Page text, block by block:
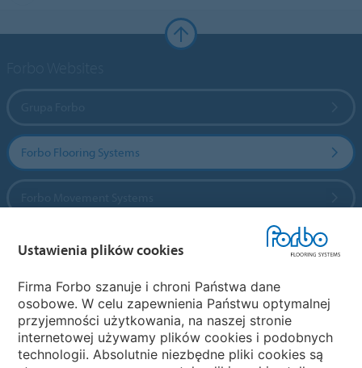
Forbo Flooring Systems
Wybierz kraj
Ustawienia plików cookies
Firma Forbo szanuje i chroni Państwa dane
osobowe. W celu zapewnienia Państwu optymalnej
przyjemności użytkowania, na naszej stronie
internetowej używamy plików cookies i podobnych
technologii. Absolutnie niezbędne pliki cookies są